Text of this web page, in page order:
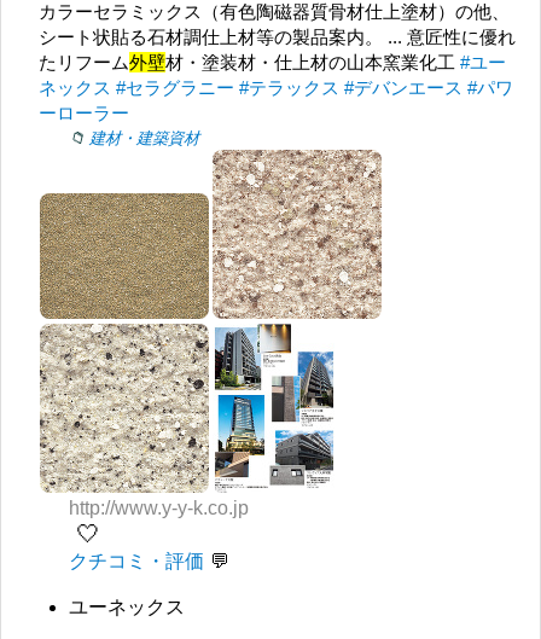
カラーセラミックス（有色陶磁器質骨材仕上塗材）の他、
シート状貼る石材調仕上材等の製品案内。 ... 意匠性に優れ
たリフーム外壁材・塗装材・仕上材の山本窯業化工#ユー
ネックス #セラグラニー #テラックス #デバンエース #パワ
ーローラー
建材・建築資材
http://www.y-y-k.co.jp
🤍
クチコミ・評価
ユーネックス